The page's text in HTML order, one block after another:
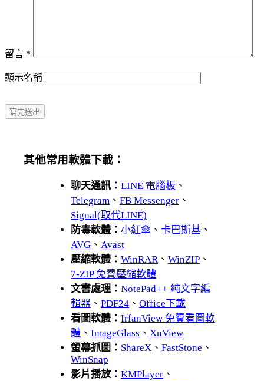
留言 *
顯示名稱
其他常用軟體下載：
聊天通訊： LINE 電腦板 、
Telegram 、 FB Messenger 、
Signal(取代LINE)
防毒軟體： 小紅傘 、 卡巴斯基 、
AVG 、 Avast
壓縮軟體： WinRAR、 WinZIP 、
7-ZIP 免費壓縮軟體
文書處理： NotePad++ 純文字編
輯器 、 PDF24 、 Office下載
看圖軟體： IrfanView 免費看圖軟
體 、 ImageGlass 、 XnView
螢幕抓圖： ShareX 、 FastStone 、
WinSnap
影片播放： KMPlayer 、